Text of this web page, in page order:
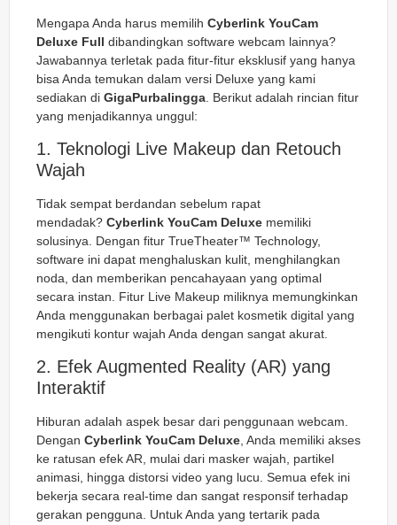
Mengapa Anda harus memilih Cyberlink YouCam
Deluxe Full dibandingkan software webcam lainnya?
Jawabannya terletak pada fitur-fitur eksklusif yang hanya
bisa Anda temukan dalam versi Deluxe yang kami
sediakan di GigaPurbalingga . Berikut adalah rincian fitur
yang menjadikannya unggul:
1. Teknologi Live Makeup dan Retouch
Wajah
Tidak sempat berdandan sebelum rapat
mendadak? Cyberlink YouCam Deluxe memiliki
solusinya. Dengan fitur TrueTheater™ Technology,
software ini dapat menghaluskan kulit, menghilangkan
noda, dan memberikan pencahayaan yang optimal
secara instan. Fitur Live Makeup miliknya memungkinkan
Anda menggunakan berbagai palet kosmetik digital yang
mengikuti kontur wajah Anda dengan sangat akurat.
2. Efek Augmented Reality (AR) yang
Interaktif
Hiburan adalah aspek besar dari penggunaan webcam.
Dengan Cyberlink YouCam Deluxe, Anda memiliki akses
ke ratusan efek AR, mulai dari masker wajah, partikel
animasi, hingga distorsi video yang lucu. Semua efek ini
bekerja secara real-time dan sangat responsif terhadap
gerakan pengguna. Untuk Anda yang tertarik pada